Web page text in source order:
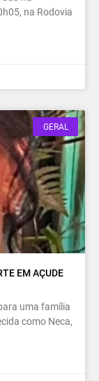
na Rodovia
GERAL
EM AÇUDE
uma família
como Neca,